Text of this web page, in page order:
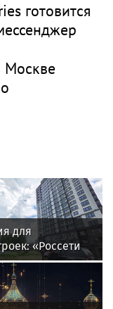
готовится
Москве
для
«Россети
почти 12
для